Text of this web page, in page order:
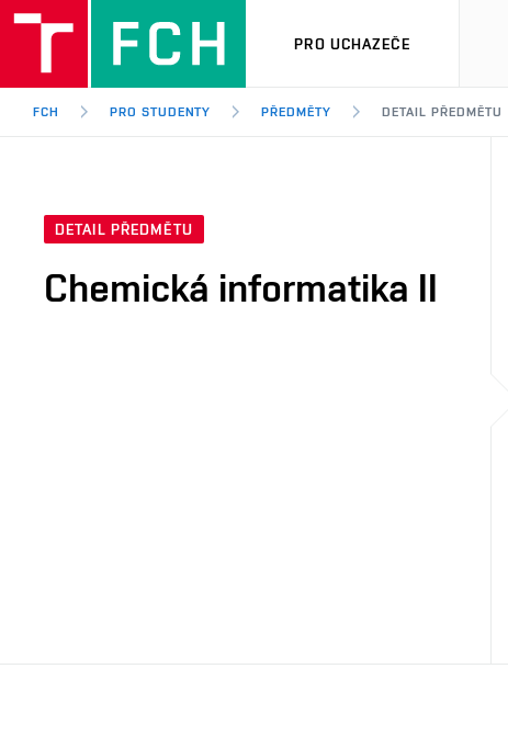
PRO UCHAZEČE
FCH PRO STUDENTY PŘEDMĚTY DETAIL PŘEDMĚTU
DETAIL PŘEDMĚTU
Chemická informatika II